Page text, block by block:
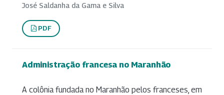
José Saldanha da Gama e Silva
PDF
Administração francesa no Maranhão
A colônia fundada no Maranhão pelos franceses, em